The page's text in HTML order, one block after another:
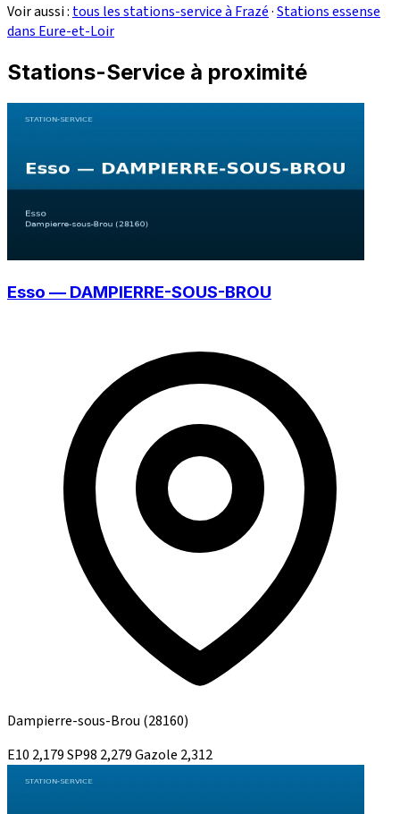
Voir aussi : tous les stations-service à Frazé·Stations essense
dans Eure-et-Loir
Stations-Service à proximité
Esso — DAMPIERRE-SOUS-BROU
Dampierre-sous-Brou (28160)
E10 2,179SP98 2,279Gazole 2,312